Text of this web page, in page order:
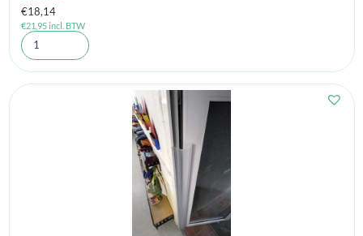
€18,14
€21,95incl. BTW